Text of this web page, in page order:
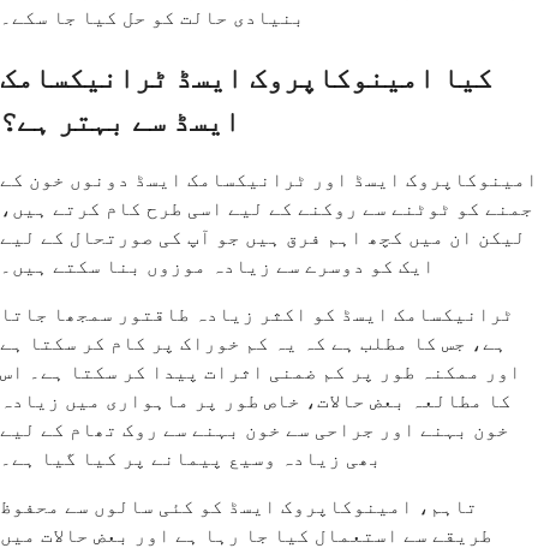
بنیادی حالت کو حل کیا جا سکے۔
کیا امینوکاپروک ایسڈ ٹرانیکسامک
ایسڈ سے بہتر ہے؟
امینوکاپروک ایسڈ اور ٹرانیکسامک ایسڈ دونوں خون کے
جمنے کو ٹوٹنے سے روکنے کے لیے اسی طرح کام کرتے ہیں،
لیکن ان میں کچھ اہم فرق ہیں جو آپ کی صورتحال کے لیے
ایک کو دوسرے سے زیادہ موزوں بنا سکتے ہیں۔
ٹرانیکسامک ایسڈ کو اکثر زیادہ طاقتور سمجھا جاتا
ہے، جس کا مطلب ہے کہ یہ کم خوراک پر کام کر سکتا ہے
اور ممکنہ طور پر کم ضمنی اثرات پیدا کر سکتا ہے۔ اس
کا مطالعہ بعض حالات، خاص طور پر ماہواری میں زیادہ
خون بہنے اور جراحی سے خون بہنے سے روک تھام کے لیے
بھی زیادہ وسیع پیمانے پر کیا گیا ہے۔
تاہم، امینوکاپروک ایسڈ کو کئی سالوں سے محفوظ
طریقے سے استعمال کیا جا رہا ہے اور بعض حالات میں